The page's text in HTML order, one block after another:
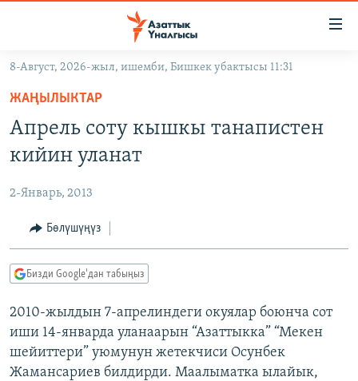
Навигацияга
өтүңүз
Издөөгө
салыңызКЫРГЫЗСТАН
ЭКОНОМИКА
МАДАНИЯТ
ДҮЙНӨ
БОРБОР АЗИЯ
АТАЙЫН ИЛИКТӨӨ
ТВ ПРОГРАММАЛАР
ЭКСПЕРТТЕР ТАЛДАЙТ
БИЗ ЖАНА ДҮЙНӨ
ДАНИСТЕ
ЭЖЕ-СИҢДИЛЕР
ӨЗГӨЧӨ ПИКИР
Русский
ОНЛАЙН ШЕРИНЕ
8-Август, 2026-жыл, ишемби, Бишкек убактысы 11:31
ЖАҢЫЛЫКТАР
Апрель соту кышкы танапистен
кийин уланат
2-Январь, 2013
Бөлүшүңүз
Бизди Google'дан табыңыз
2010-жылдын 7-апрелиндеги окуялар боюнча сот
иши 14-январда уланаарын “Азаттыкка” “Мекен
шейиттери” уюмунун жетекчиси Осунбек
Жамансариев билдирди. Маалыматка ылайык,